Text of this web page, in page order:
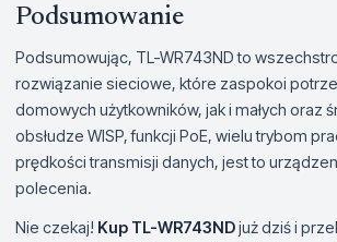
Podsumowanie
Podsumowując, TL-WR743ND to
rozwiązanie sieciowe, które zaspokoi
domowych użytkowników, jak i małych oraz
obsłudze WISP, funkcji PoE, wielu trybom
prędkości transmisji danych, jest to
polecenia.
Nie czekaj! Kup TL-WR743NDjuż dziś i